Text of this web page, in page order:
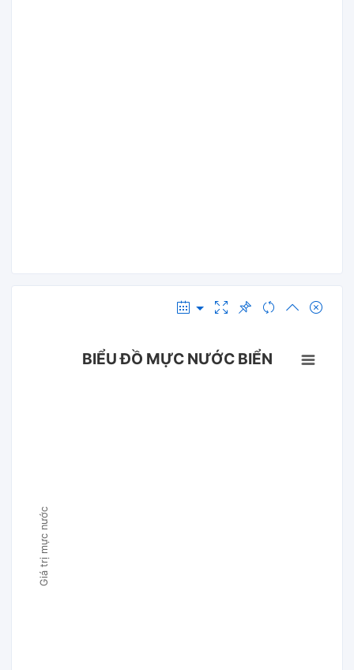
Giá trị mực nước
BIỂU ĐỒ MỰC NƯỚC BIỂN